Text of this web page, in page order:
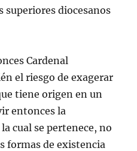
superiores diocesanos
Cardenal
el riesgo de exagerar
tiene origen en un
entonces la
cual se pertenece, no
formas de existencia